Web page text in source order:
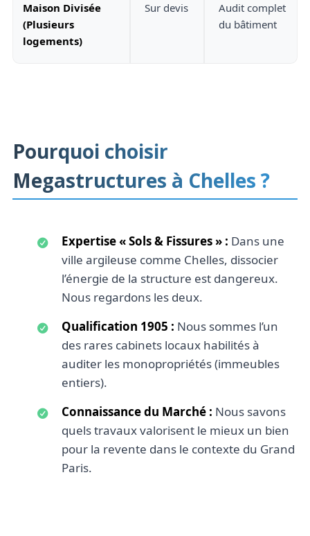
Maison Divisée
(Plusieurs
logements)
Sur devis
Audit complet
du bâtiment
Pourquoi choisir
Megastructures à Chelles ?
Expertise « Sols & Fissures » : Dans une
ville argileuse comme Chelles, dissocier
l’énergie de la structure est dangereux.
Nous regardons les deux.
Qualification 1905 : Nous sommes l’un
des rares cabinets locaux habilités à
auditer les monopropriétés (immeubles
entiers).
Connaissance du Marché : Nous savons
quels travaux valorisent le mieux un bien
pour la revente dans le contexte du Grand
Paris.